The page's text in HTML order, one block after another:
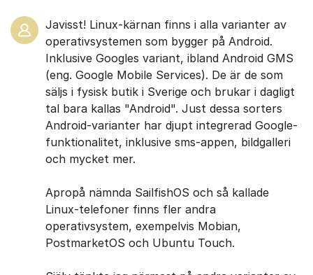
Javisst! Linux-kärnan finns i alla varianter av
operativsystemen som bygger på Android.
Inklusive Googles variant, ibland Android GMS
(eng. Google Mobile Services). De är de som
säljs i fysisk butik i Sverige och brukar i dagligt
tal bara kallas "Android". ​Just dessa sorters
Android-varianter har djupt integrerad Google-
funktionalitet, inklusive sms-appen, ​bildgalleri
och mycket mer.
Apropå nämnda SailfishOS och så kallade
Linux-telefoner finns fler andra
operativsystem, exempelvis Mobian, ​
PostmarketOS och Ubuntu Touch.